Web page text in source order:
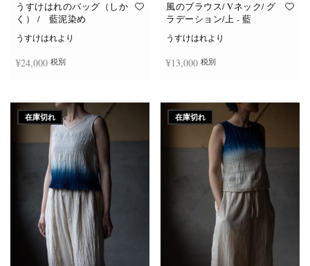
うすけはれのバッグ（しか
く） / 藍泥染め
うすけはれより
¥24,000 税別
風のブラウス/ Vネック/ グ
ラデーション/上 - 藍
うすけはれより
¥13,000 税別
在庫切れ 在庫切れ